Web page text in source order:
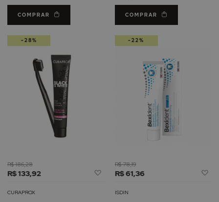
COMPRAR COMPRAR
R$ 133,92
R$ 186,28
Adicionar
Lista
CURAPROX
-28%
R$ 61,36
R$ 78,19
ISDIN
-22%